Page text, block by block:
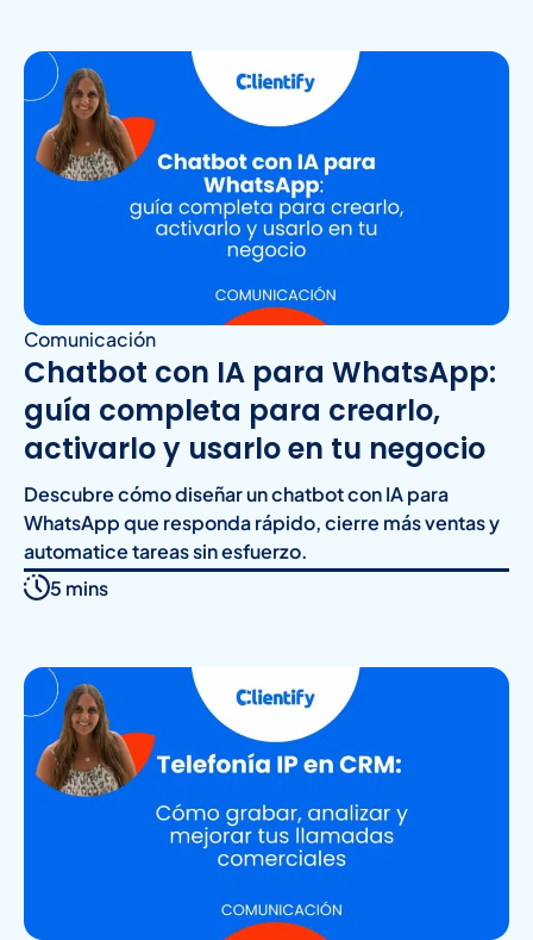
Comunicación
Chatbot con IA para WhatsApp:
guía completa para crearlo,
activarlo y usarlo en tu negocio
Descubre cómo diseñar un chatbot con IA para
WhatsApp que responda rápido, cierre más ventas y
automatice tareas sin esfuerzo.
5 mins